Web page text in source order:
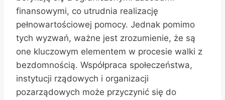
finansowymi, co utrudnia realizację
pełnowartościowej pomocy. Jednak pomimo
tych wyzwań, ważne jest zrozumienie, że są
one kluczowym elementem w procesie walki z
bezdomnością. Współpraca społeczeństwa,
instytucji rządowych i organizacji
pozarządowych może przyczynić się do